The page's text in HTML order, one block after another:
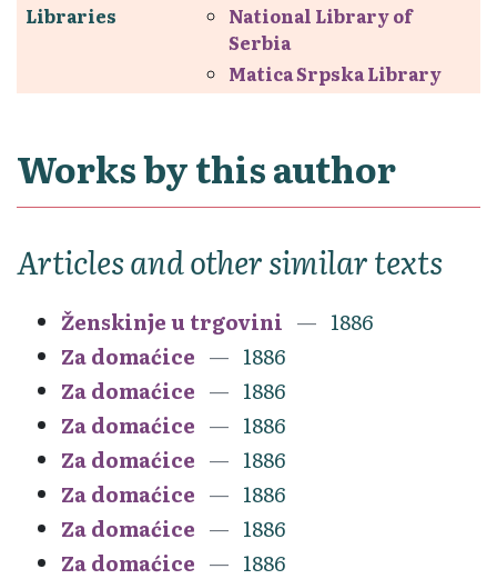
Libraries
National Library of
Serbia
Matica Srpska Library
Works by this author
Articles and other similar texts
Ženskinje u trgovini
1886
Za domaćice
1886
Za domaćice
1886
Za domaćice
1886
Za domaćice
1886
Za domaćice
1886
Za domaćice
1886
Za domaćice
1886